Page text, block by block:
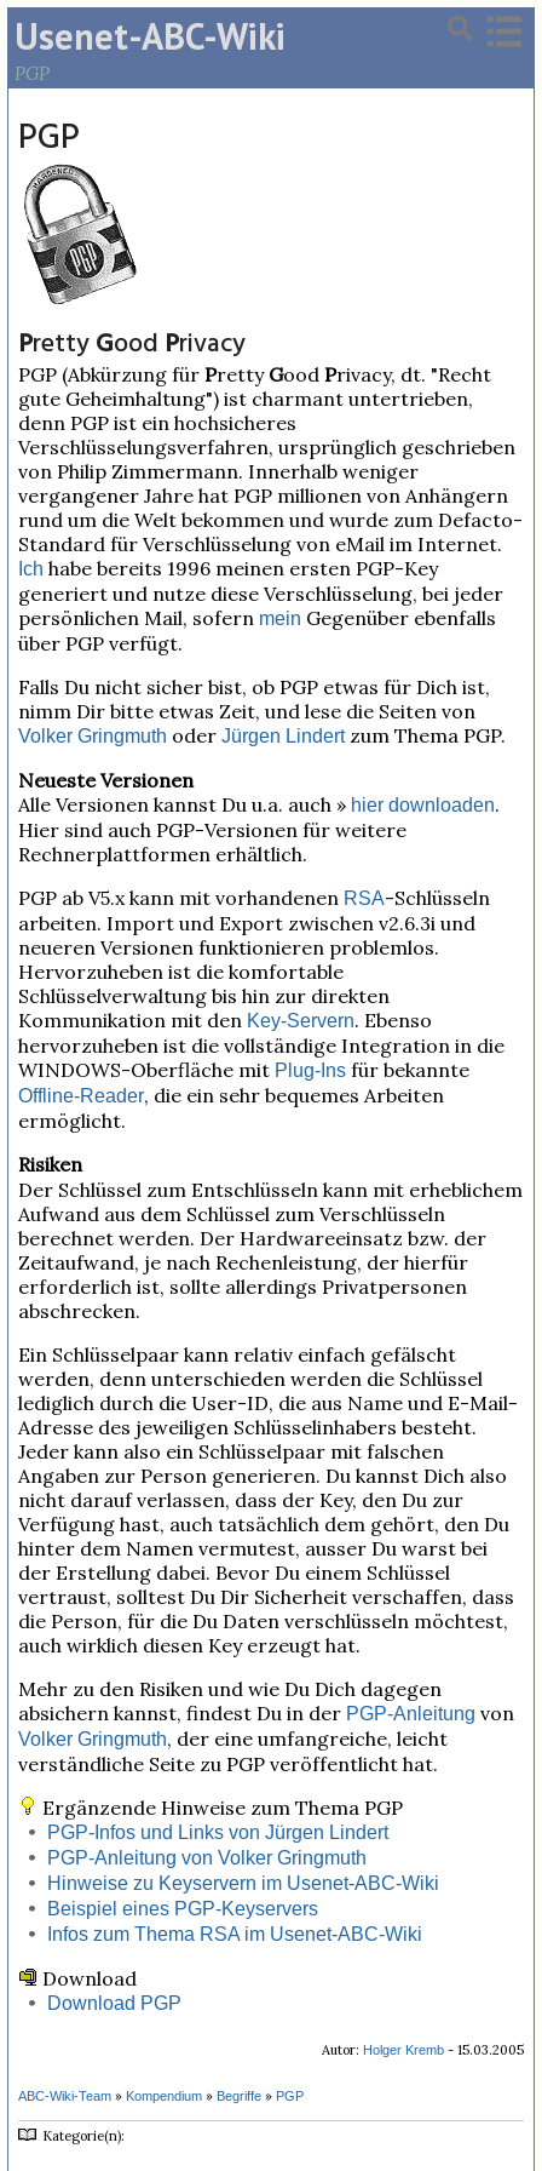
Usenet-ABC-Wiki
PGP
PGP
PrettyGood Privacy
PGP (Abkürzung für Pretty Good Privacy, dt. "Recht
gute Geheimhaltung") ist charmant untertrieben,
denn PGP ist ein hochsicheres
Verschlüsselungsverfahren, ursprünglich geschrieben
von Philip Zimmermann. Innerhalb weniger
vergangener Jahre hat PGP millionen von Anhängern
rund um die Welt bekommen und wurde zum Defacto-
Standard für Verschlüsselung von eMail im Internet.
Ich habe bereits 1996 meinen ersten PGP-Key
generiert und nutze diese Verschlüsselung, bei jeder
persönlichen Mail, sofern mein Gegenüber ebenfalls
über PGP verfügt.
Falls Du nicht sicher bist, ob PGP etwas für Dich ist,
nimm Dir bitte etwas Zeit, und lese die Seiten von
Volker Gringmuth oder Jürgen Lindertzum Thema PGP.
Neueste Versionen
Alle Versionen kannst Du u.a. auch » hier downloaden.
Hier sind auch PGP-Versionen für weitere
Rechnerplattformen erhältlich.
PGP ab V5.x kann mit vorhandenen RSA-Schlüsseln
arbeiten. Import und Export zwischen v2.6.3i und
neueren Versionen funktionieren problemlos.
Hervorzuheben ist die komfortable
Schlüsselverwaltung bis hin zur direkten
Kommunikation mit den Key-Servern. Ebenso
hervorzuheben ist die vollständige Integration in die
WINDOWS-Oberfläche mit Plug-Ins für bekannte
Offline-Reader, die ein sehr bequemes Arbeiten
ermöglicht.
Risiken
Der Schlüssel zum Entschlüsseln kann mit erheblichem
Aufwand aus dem Schlüssel zum Verschlüsseln
berechnet werden. Der Hardwareeinsatz bzw. der
Zeitaufwand, je nach Rechenleistung, der hierfür
erforderlich ist, sollte allerdings Privatpersonen
abschrecken.
Ein Schlüsselpaar kann relativ einfach gefälscht
werden, denn unterschieden werden die Schlüssel
lediglich durch die User-ID, die aus Name und E-Mail-
Adresse des jeweiligen Schlüsselinhabers besteht.
Jeder kann also ein Schlüsselpaar mit falschen
Angaben zur Person generieren. Du kannst Dich also
nicht darauf verlassen, dass der Key, den Du zur
Verfügung hast, auch tatsächlich dem gehört, den Du
hinter dem Namen vermutest, ausser Du warst bei
der Erstellung dabei. Bevor Du einem Schlüssel
vertraust, solltest Du Dir Sicherheit verschaffen, dass
die Person, für die Du Daten verschlüsseln möchtest,
auch wirklich diesen Key erzeugt hat.
Mehr zu den Risiken und wie Du Dich dagegen
absichern kannst, findest Du in der PGP-Anleitung von
Volker Gringmuth, der eine umfangreiche, leicht
verständliche Seite zu PGP veröffentlicht hat.
Ergänzende Hinweise zum Thema PGP
PGP-Infos und Links von Jürgen Lindert
PGP-Anleitung von Volker Gringmuth
Hinweise zu Keyservern im Usenet-ABC-Wiki
Beispiel eines PGP-Keyservers
Infos zum Thema RSA im Usenet-ABC-Wiki
Download
Download PGP
Autor: Holger Kremb - 15.03.2005
ABC-Wiki-Team » Kompendium » Begriffe » PGP
Kategorie(n):